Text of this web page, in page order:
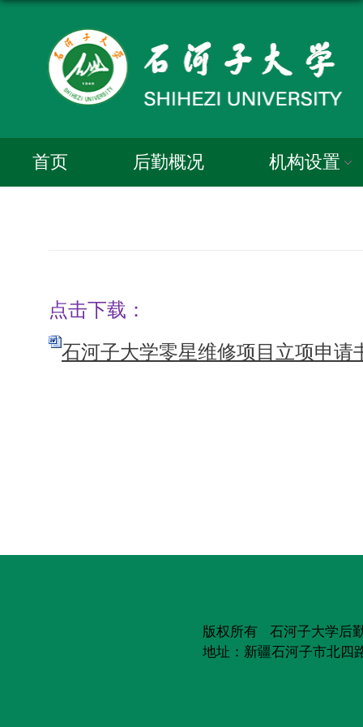
首页 后勤概况 机构设置
点击下载：
石河子大学零星维修项目立项申请
版权所有 石河子大学后
地址：新疆石河子市北四